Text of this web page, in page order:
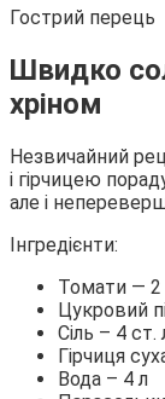
Гострий перець
Швидко
хріном
Незвичайний
і гірчицею
але і
Інгредієнти:
Томати — 2
Цукровий
Сіль – 4 ст.
Гірчиця
Вода – 4 л